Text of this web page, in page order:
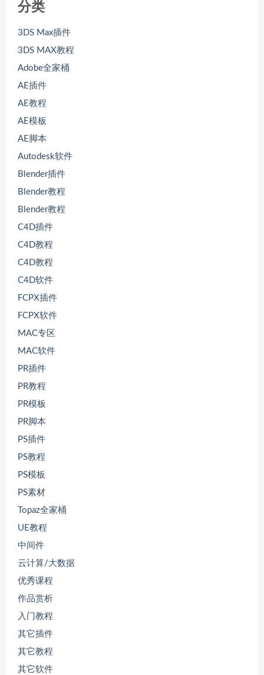
分类
3DS Max插件
3DS MAX教程
Adobe全家桶
AE插件
AE教程
AE模板
AE脚本
Autodesk软件
Blender插件
Blender教程
Blender教程
C4D插件
C4D教程
C4D教程
C4D软件
FCPX插件
FCPX软件
MAC专区
MAC软件
PR插件
PR教程
PR模板
PR脚本
PS插件
PS教程
PS模板
PS素材
Topaz全家桶
UE教程
中间件
云计算/大数据
优秀课程
作品赏析
入门教程
其它插件
其它教程
其它软件